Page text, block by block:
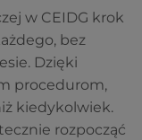
w CEIDG krok
bez
Dzięki
procedurom,
kiedykolwiek.
rozpocząć